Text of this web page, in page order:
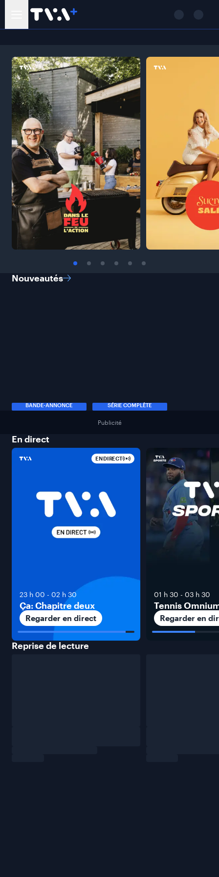
Nouveautés
BANDE-ANNONCE SÉRIE COMPLÈTE
Publicité
En direct
EN DIRECT
23 h 00 - 02 h 30
Ça: Chapitre deux
Regarder en direct
01 h 30 - 03 h 30
Tennis
Regarder en
Reprise de lecture